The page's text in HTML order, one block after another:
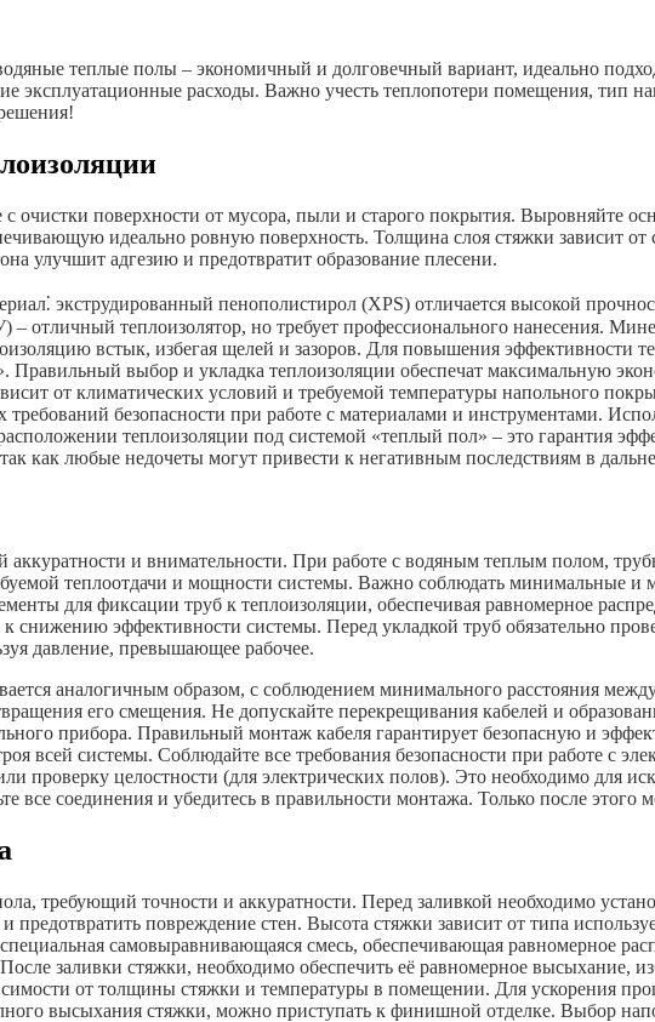
теплые полы – экономичный и долговечный вариант, идеально
эксплуатационные расходы. Важно учесть теплопотери помещения, тип
очистки поверхности от мусора, пыли и старого покрытия. Выровняйте
идеально ровную поверхность. Толщина слоя стяжки зависит от
улучшит адгезию и предотвратит образование плесени.
экструдированный пенополистирол (XPS) отличается высокой
теплоизолятор, но требует профессионального нанесения.
встык, избегая щелей и зазоров. Для повышения эффективности
Правильный выбор и укладка теплоизоляции обеспечат максимальную
от климатических условий и требуемой температуры напольного
безопасности при работе с материалами и инструментами.
теплоизоляции под системой «теплый пол» – это гарантия
как любые недочеты могут привести к негативным последствиям в
и внимательности. При работе с водяным теплым полом,
теплоотдачи и мощности системы. Важно соблюдать минимальные и
для фиксации труб к теплоизоляции, обеспечивая равномерное
снижению эффективности системы. Перед укладкой труб обязательно
давление, превышающее рабочее.
аналогичным образом, с соблюдением минимального расстояния
его смещения. Не допускайте перекрещивания кабелей и
прибора. Правильный монтаж кабеля гарантирует безопасную и
всей системы. Соблюдайте все требования безопасности при работе с
проверку целостности (для электрических полов). Это необходимо для
все соединения и убедитесь в правильности монтажа. Только после
требующий точности и аккуратности. Перед заливкой необходимо
повреждение стен. Высота стяжки зависит от типа
самовыравнивающаяся смесь, обеспечивающая равномерное
заливки стяжки, необходимо обеспечить её равномерное высыхание,
от толщины стяжки и температуры в помещении. Для ускорения
высыхания стяжки, можно приступать к финишной отделке. Выбор